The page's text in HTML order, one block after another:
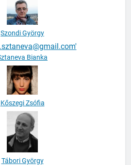
Szondi György
Sztaneva Bianka
Kőszegi Zsófia
Tábori György